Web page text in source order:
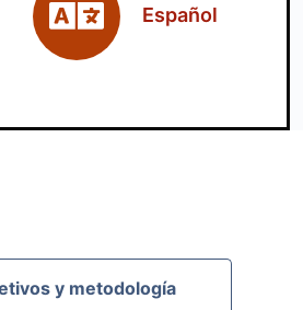
Español
y metodología